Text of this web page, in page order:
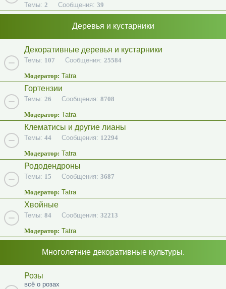
Темы: 2 Сообщения: 39
Деревья и кустарники
Декоративные деревья и кустарники
Темы: 107 Сообщения: 25584
Модератор: Tatra
Гортензии
Темы: 26 Сообщения: 8708
Модератор: Tatra
Клематисы и другие лианы
Темы: 44 Сообщения: 12294
Модератор: Tatra
Рододендроны
Темы: 15 Сообщения: 3687
Модератор: Tatra
Хвойные
Темы: 84 Сообщения: 32213
Модератор: Tatra
Многолетние декоративные культуры.
Розы
всё о розах